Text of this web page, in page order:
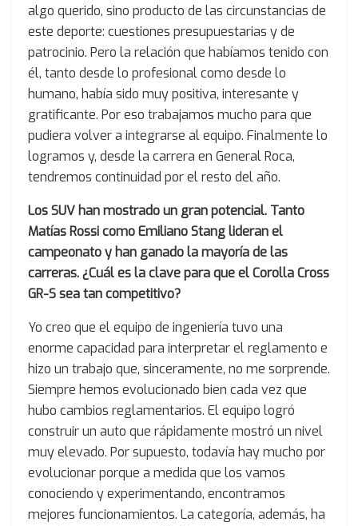
algo querido, sino producto de las circunstancias de
este deporte: cuestiones presupuestarias y de
patrocinio. Pero la relación que habíamos tenido con
él, tanto desde lo profesional como desde lo
humano, había sido muy positiva, interesante y
gratificante. Por eso trabajamos mucho para que
pudiera volver a integrarse al equipo. Finalmente lo
logramos y, desde la carrera en General Roca,
tendremos continuidad por el resto del año.
Los SUV han mostrado un gran potencial. Tanto
Matías Rossi como Emiliano Stang lideran el
campeonato y han ganado la mayoría de las
carreras. ¿Cuál es la clave para que el Corolla Cross
GR-S sea tan competitivo?
Yo creo que el equipo de ingeniería tuvo una
enorme capacidad para interpretar el reglamento e
hizo un trabajo que, sinceramente, no me sorprende.
Siempre hemos evolucionado bien cada vez que
hubo cambios reglamentarios. El equipo logró
construir un auto que rápidamente mostró un nivel
muy elevado. Por supuesto, todavía hay mucho por
evolucionar porque a medida que los vamos
conociendo y experimentando, encontramos
mejores funcionamientos. La categoría, además, ha